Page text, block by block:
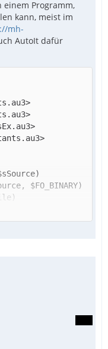
Programm,
kann, meist im
mh-
AutoIt dafür